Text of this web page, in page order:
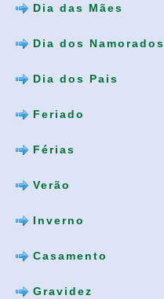
Dia das Mães
Dia dos Namorados
Dia dos Pais
Feriado
Férias
Verão
Inverno
Casamento
Gravidez